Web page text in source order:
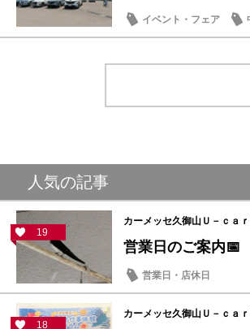
イベント・フェア
人気の記事
19
カーメッセ久御山Ｕ－ｃａｒ
営業日のご案内📅
営業日・店休日
18
カーメッセ久御山Ｕ－ｃａｒ